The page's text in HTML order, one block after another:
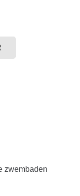
zwembaden